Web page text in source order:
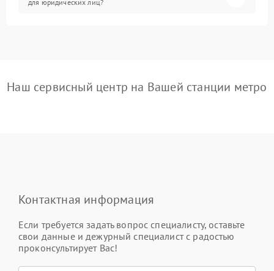
для юридических лиц?
Наш сервисный центр на Вашей станции метро
Контактная информация
Если требуется задать вопрос специалисту, оставьте
свои данные и дежурный специалист с радостью
проконсультирует Вас!